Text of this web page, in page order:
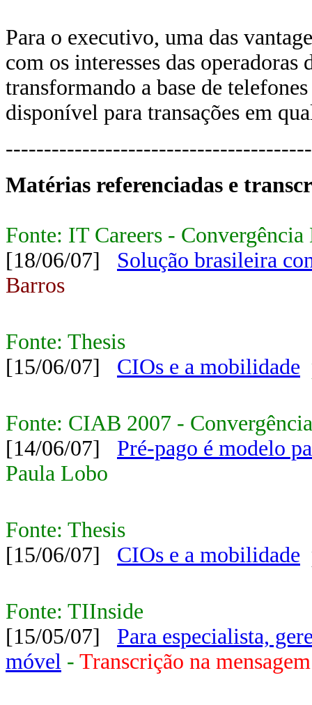
Para o executivo, uma das
com os interesses das operadoras
transformando a base de
disponível para transações em
Matérias referenciadas e
Fonte: IT Careers -
[18/06/07]
Solução brasileira
Barros
Fonte: Thesis
[15/06/07]
CIOs e a mobilidade
Fonte: CIAB 2007 -
[14/06/07]
Pré-pago é modelo
Paula Lobo
Fonte: Thesis
[15/06/07] CIOs e a mobilidade
Fonte: TIInside
[15/05/07]
Para especialista,
móvel - Transcrição na mensagem